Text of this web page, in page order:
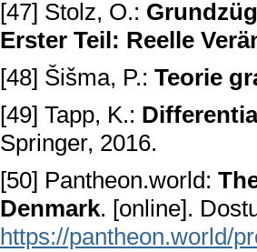
[47] Stolz, O.:
Erster Teil: Reelle
[48] Šišma, P.: Teorie
[49] Tapp, K.:
Springer, 2016.
[50] Pantheon.world:
Denmark. [online].
https://pantheon.world/